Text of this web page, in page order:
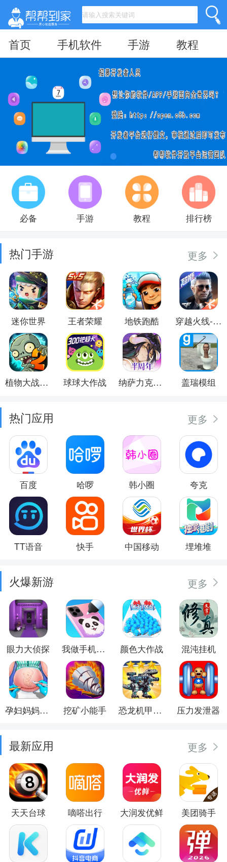
首页 手机软件 手游 教程
必备 手游 教程 排行榜
热门手游 更多
迷你世界 王者荣耀 地铁跑酷 穿越火线-枪战王者
植物大战僵尸2 球球大作战 纳萨力克之王 盖瑞模组
热门应用 更多
百度 哈啰 韩小圈 夸克
TT语音 快手 中国移动 埋堆堆
火爆新游 更多
眼力大侦探 我做手机壳特好看 颜色大作战 混沌挂机
孕妇妈妈日记 挖矿小能手 恐龙机甲射手 压力发泄器
最新应用 更多
天天台球 嘀嗒出行 大润发优鲜 美团骑手